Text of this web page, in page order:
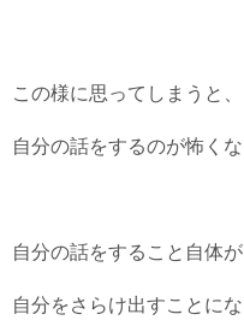
この様に思ってしまうと、
自分の話をするのが怖くな
自分の話をすること自体が
自分をさらけ出すことにな